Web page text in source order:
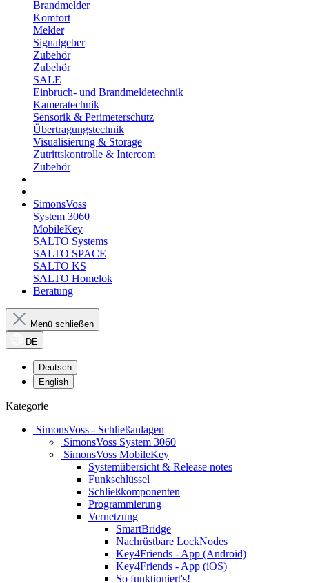
Brandmelder
Komfort
Melder
Signalgeber
Zubehör
Zubehör
SALE
Einbruch- und Brandmeldetechnik
Kameratechnik
Sensorik & Perimeterschutz
Übertragungstechnik
Visualisierung & Storage
Zutrittskontrolle & Intercom
Zubehör
SimonsVoss
System 3060
MobileKey
SALTO Systems
SALTO SPACE
SALTO KS
SALTO Homelok
Beratung
Menü schließen
DE
Deutsch
English
Kategorie
SimonsVoss - Schließanlagen
SimonsVoss System 3060
SimonsVoss MobileKey
Systemübersicht & Release notes
Funkschlüssel
Schließkomponenten
Programmierung
Vernetzung
SmartBridge
Nachrüstbare LockNodes
Key4Friends - App (Android)
Key4Friends - App (iOS)
So funktioniert's!